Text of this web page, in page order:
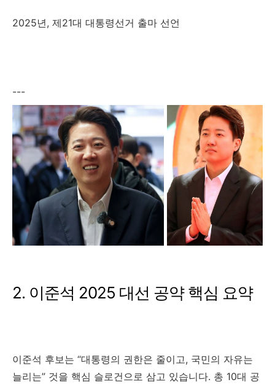
2025년, 제21대 대통령선거 출마 선언
---
2. 이준석 2025 대선 공약 핵심 요약
이준석 후보는 “대통령의 권한은 줄이고, 국민의 자유는
늘리는” 것을 핵심 슬로건으로 삼고 있습니다. 총 10대 공